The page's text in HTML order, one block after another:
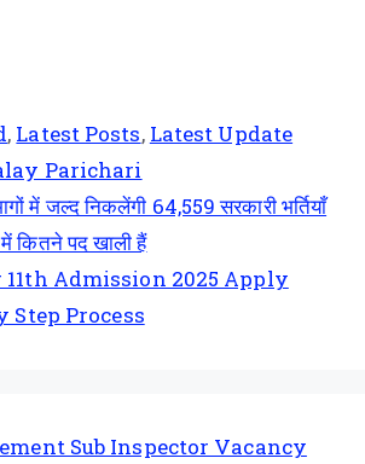
, Latest Posts, Latest Update
Parichari
में जल्द निकलेंगी 64,559 सरकारी भर्तियाँ
कितने पद खाली हैं
11th Admission 2025 Apply
Step Process
Sub Inspector Vacancy